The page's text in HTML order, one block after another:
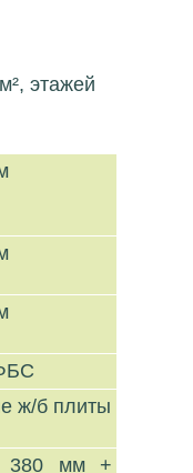
этажей
ж/б плиты
380 мм +